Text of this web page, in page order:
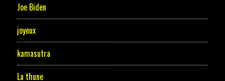
Joe Biden
joyeux
kamasutra
La thune